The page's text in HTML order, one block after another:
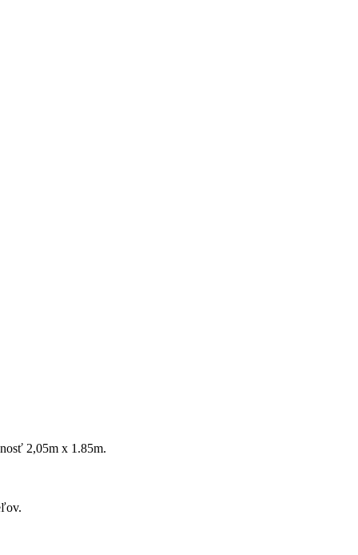
2,05m x 1.85m.